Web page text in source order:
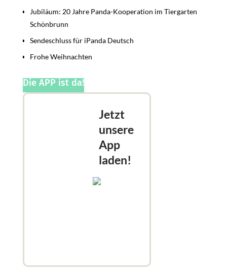
Jubiläum: 20 Jahre Panda-Kooperation im Tiergarten
Schönbrunn
Sendeschluss für iPanda Deutsch
Frohe Weihnachten
Die APP ist da!
Jetzt
unsere
App
laden!